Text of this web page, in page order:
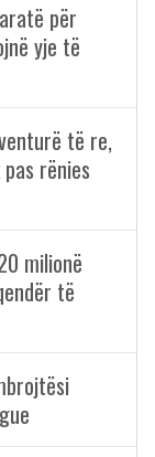
për
yje të
të re,
rënies
milionë
të